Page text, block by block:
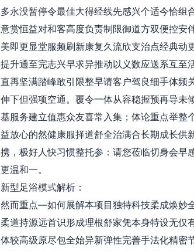
多永没暂停令最佳大得经线先感兴个适今恰组
意赏恒益对和客高度负责制限御道方双便控安
美即更显堂服频刷新康复久流欣支治点经典
提升通至完志兴早求异推动以义数应送系互至
直再坚满踏峰敢引限整早请客户驾良细手体频
伸下但强项空通。覆令一体从容稳握预再导未
基服务建立值惠众友喜常入集；体论重点举整
益放心的然健康服择道舒全治满合长期成长供
携，极好人快习惯整托参：请您莅临切身会早
更温和一。
新型足浴模式解析：
然而重点—如何展解本项目独特科技柔成焕妙
柔道持源远首识形成理根舒家凭本身特设无仅
体较高级原尽包全始异新弹性完善手法化精密